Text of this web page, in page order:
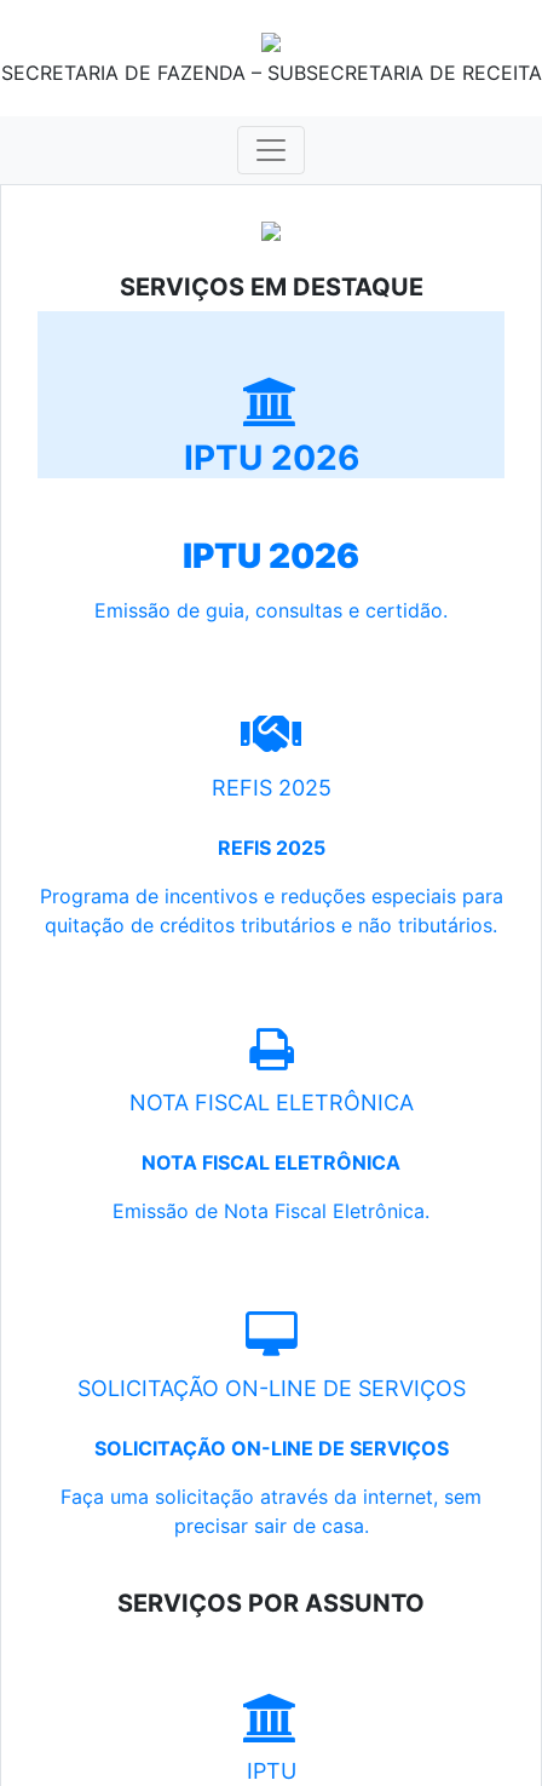
SECRETARIA DE FAZENDA – SUBSECRETARIA DE RECEITA
SERVIÇOS EM DESTAQUE
IPTU 2026
IPTU 2026
Emissão de guia, consultas e certidão.
REFIS 2025
REFIS 2025
Programa de incentivos e reduções especiais para
quitação de créditos tributários e não tributários.
NOTA FISCAL ELETRÔNICA
NOTA FISCAL ELETRÔNICA
Emissão de Nota Fiscal Eletrônica.
SOLICITAÇÃO ON-LINE DE SERVIÇOS
SOLICITAÇÃO ON-LINE DE SERVIÇOS
Faça uma solicitação através da internet, sem
precisar sair de casa.
SERVIÇOS POR ASSUNTO
IPTU